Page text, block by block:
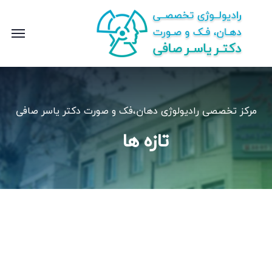
مرکز تخصصی رادیولوژی دهان،فک و صورت دکتر یاسر صافی
تازه ها